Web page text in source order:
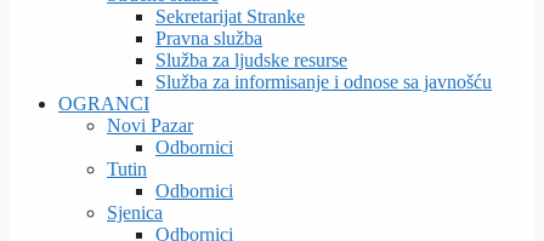
Sekretarijat Stranke
Pravna služba
Služba za ljudske resurse
Služba za informisanje i odnose sa javnošću
OGRANCI
Novi Pazar
Odbornici
Tutin
Odbornici
Sjenica
Odbornici